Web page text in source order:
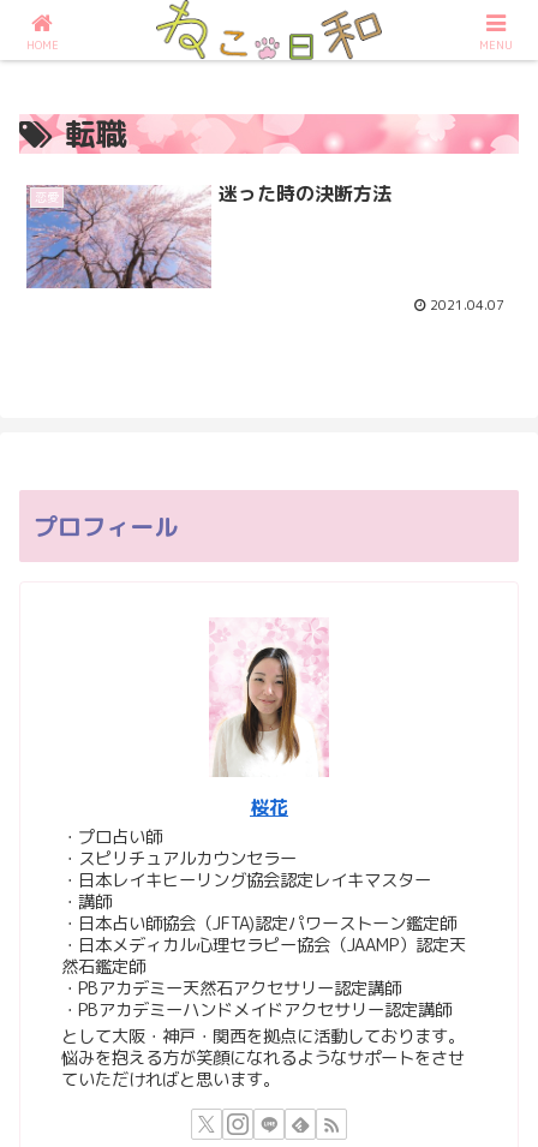
占いなら大阪の占いサロンねこ日和へ
転職
恋愛 迷った時の決断方法
2021.04.07
プロフィール
桜花
・プロ占い師
・スピリチュアルカウンセラー
・日本レイキヒーリング協会認定レイキマスター
・講師
・日本占い師協会（JFTA)認定パワーストーン鑑定師
・日本メディカル心理セラピー協会（JAAMP）認定天
然石鑑定師
・PBアカデミー天然石アクセサリー認定講師
・PBアカデミーハンドメイドアクセサリー認定講師
として大阪・神戸・関西を拠点に活動しております。
悩みを抱える方が笑顔になれるようなサポートをさせ
ていただければと思います。
HOME MENU